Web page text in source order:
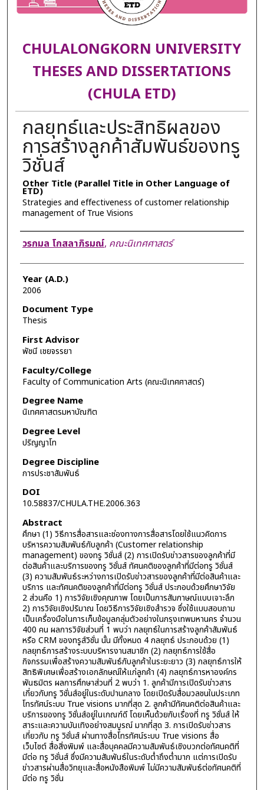
CHULALONGKORN UNIVERSITY
THESES AND DISSERTATIONS
(CHULA ETD)
กลยุทธ์และประสิทธิผลของ
การสร้างลูกค้าสัมพันธ์ของทรู
วิชั่นส์
Other Title (Parallel Title in Other Language of
ETD)
Strategies and effectiveness of customer relationship
management of True Visions
Author
วรกมล โกสลาภิรมณ์, คณะนิเทศศาสตร์
Year (A.D.)
2006
Document Type
Thesis
First Advisor
พัชนี เชยจรรยา
Faculty/College
Faculty of Communication Arts (คณะนิเทศศาสตร์)
Degree Name
นิเทศศาสตรมหาบัณฑิต
Degree Level
ปริญญาโท
Degree Discipline
การประชาสัมพันธ์
DOI
10.58837/CHULA.THE.2006.363
Abstract
ศึกษา (1) วิธีการสื่อสารและช่องทางการสื่อสารโดยใช้แนวคิดการ
บริหารความสัมพันธ์กับลูกค้า (Customer relationship
management) ของทรู วิชั่นส์ (2) การเปิดรับข่าวสารของลูกค้าที่มี
ต่อสินค้าและบริการของทรู วิชั่นส์ ทัศนคติของลูกค้าที่มีต่อทรู วิชั่นส์
(3) ความสัมพันธ์ระหว่างการเปิดรับข่าวสารของลูกค้าที่มีต่อสินค้าและ
บริการ และทัศนคติของลูกค้าที่มีต่อทรู วิชั่นส์ ประกอบด้วยศึกษาวิจัย
2 ส่วนคือ 1) การวิจัยเชิงคุณภาพ โดยเป็นการสัมภาษณ์แบบเจาะลึก
2) การวิจัยเชิงปริมาณ โดยวิธีการวิจัยเชิงสำรวจ ซึ่งใช้แบบสอบถาม
เป็นเครื่องมือในการเก็บข้อมูลกลุ่มตัวอย่างในกรุงเทพมหานคร จำนวน
400 คน ผลการวิจัยส่วนที่ 1 พบว่า กลยุทธ์ในการสร้างลูกค้าสัมพันธ์
หรือ CRM ของทรูส์วิชั่น นั้น มีทั้งหมด 4 กลยุทธ์ ประกอบด้วย (1)
กลยุทธ์การสร้างระบบบริหารงานสมาชิก (2) กลยุทธ์การใช้สื่อ
กิจกรรมเพื่อสร้างความสัมพันธ์กับลูกค้าในระยะยาว (3) กลยุทธ์การให้
สิทธิพิเศษเพื่อสร้างเอกลักษณ์ให้แก่ลูกค้า (4) กลยุทธ์การหาองค์กร
พันธมิตร ผลการศึกษาส่วนที่ 2 พบว่า 1. ลูกค้ามีการเปิดรับข่าวสาร
เกี่ยวกับทรู วิชั่นส์อยู่ในระดับปานกลาง โดยเปิดรับสื่อมวลชนในประเภท
โทรทัศน์ระบบ True visions มากที่สุด 2. ลูกค้ามีทัศนคติต่อสินค้าและ
บริการของทรู วิชั่นส์อยู่ในเกณฑ์ดี โดยเห็นด้วยกับเรื่องที่ ทรู วิชั่นส์ ให้
สาระและความบันเทิงอย่างสมบูรณ์ มากที่สุด 3. การเปิดรับข่าวสาร
เกี่ยวกับ ทรู วิชั่นส์ ผ่านทางสื่อโทรทัศน์ระบบ True visions สื่อ
เว็บไซต์ สื่อสิ่งพิมพ์ และสื่อบุคคลมีความสัมพันธ์เชิงบวกต่อทัศนคติที่
มีต่อ ทรู วิชั่นส์ ซึ่งมีความสัมพันธ์ในระดับต่ำถึงต่ำมาก แต่การเปิดรับ
ข่าวสารผ่านสื่อวิทยุและสื่อหนังสือพิมพ์ ไม่มีความสัมพันธ์ต่อทัศนคติที่
มีต่อ ทรู วิชั่น